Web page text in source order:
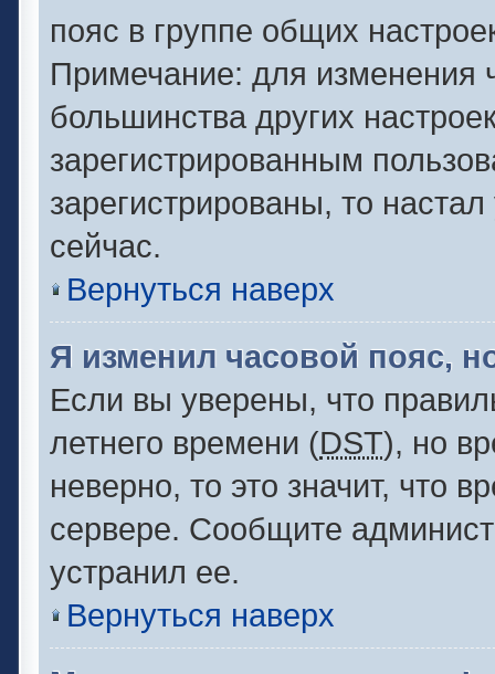
пояс в группе общих
Примечание: для изменения
большинства других
зарегистрированным
зарегистрированы, то
сейчас.
Вернуться наверх
Я изменил часовой пояс,
Если вы уверены, что
летнего времени (DST), но
неверно, то это значит, что
сервере. Сообщите
устранил ее.
Вернуться наверх